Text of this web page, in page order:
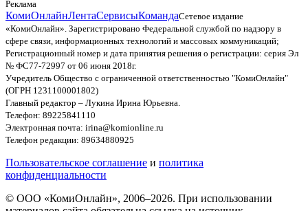
Реклама
КомиОнлайнЛентаСервисыКомандаСетевое издание
«КомиОнлайн». Зарегистрировано Федеральной службой по надзору в
сфере связи, информационных технологий и массовых коммуникаций;
Регистрационный номер и дата принятия решения о регистрации: серия Эл
№ ФС77-72997 от 06 июня 2018г.
Учредитель Общество с ограниченной ответственностью "КомиОнлайн"
(ОГРН 1231100001802)
Главный редактор – Лукина Ирина Юрьевна.
Телефон: 89225841110
Электронная почта: irina@komionline.ru
Телефон редакции: 89634880925
Пользовательское соглашение и политика
конфиденциальности
© ООО «КомиОнлайн», 2006–2026. При использовании